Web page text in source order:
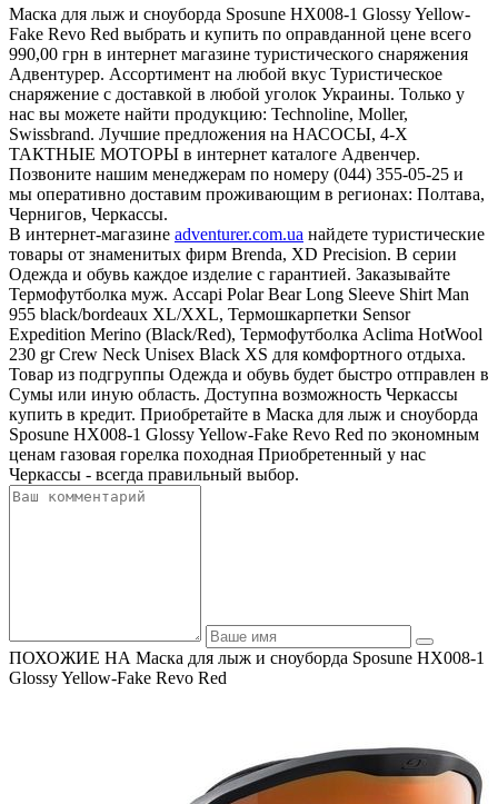
Маска для лыж и сноуборда Sposune HX008-1 Glossy Yellow-
Fake Revo Red выбрать и купить по оправданной цене всего
990,00 грн в интернет магазине туристического снаряжения
Адвентурер. Ассортимент на любой вкус Туристическое
снаряжение с доставкой в любой уголок Украины. Только у
нас вы можете найти продукцию: Technoline, Moller,
Swissbrand. Лучшие предложения на НАСОСЫ, 4-Х
ТАКТНЫЕ МОТОРЫ в интернет каталоге Адвенчер.
Позвоните нашим менеджерам по номеру (044) 355-05-25 и
мы оперативно доставим проживающим в регионах: Полтава,
Чернигов, Черкассы.
В интернет-магазине adventurer.com.ua найдете туристические
товары от знаменитых фирм Brenda, XD Precision. В серии
Одежда и обувь каждое изделие с гарантией. Заказывайте
Термофутболка муж. Accapi Polar Bear Long Sleeve Shirt Man
955 black/bordeaux XL/XXL, Термошкарпетки Sensor
Expedition Merino (Black/Red), Термофутболка Aclima HotWool
230 gr Crew Neck Unisex Black XS для комфортного отдыха.
Товар из подгруппы Одежда и обувь будет быстро отправлен в
Сумы или иную область. Доступна возможность Черкассы
купить в кредит. Приобретайте в Маска для лыж и сноуборда
Sposune HX008-1 Glossy Yellow-Fake Revo Red по экономным
ценам газовая горелка походная Приобретенный у нас
Черкассы - всегда правильный выбор.
ПОХОЖИЕ НА Маска для лыж и сноуборда Sposune HX008-1
Glossy Yellow-Fake Revo Red